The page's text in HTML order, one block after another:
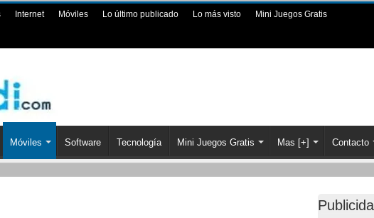
Internet Móviles Lo último publicado Lo más visto Mini Juegos Gratis
Móviles Software Tecnología Mini Juegos Gratis Mas [+] Contacto